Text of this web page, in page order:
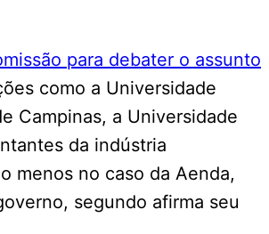
para debater o assunto
como a Universidade
Campinas, a Universidade
da indústria
menos no caso da Aenda,
segundo afirma seu